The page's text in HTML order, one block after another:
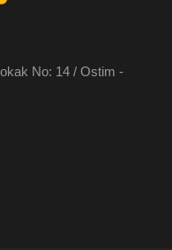
No: 14 / Ostim -